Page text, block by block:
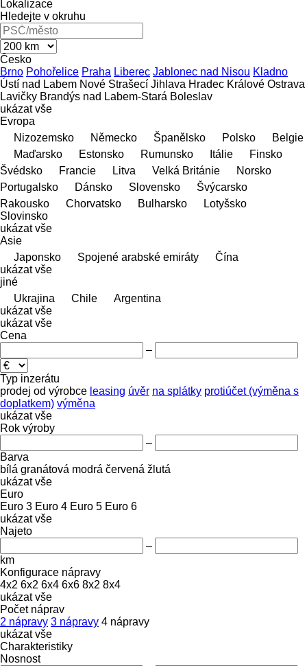
Lokalizace
Hledejte v okruhu
Česko
Brno Pohořelice Praha Liberec Jablonec nad Nisou Kladno
Ústí nad Labem Nové Strašecí Jihlava Hradec Králové Ostrava
Lavičky Brandýs nad Labem-Stará Boleslav
ukázat vše
Evropa
Nizozemsko
Německo Španělsko Polsko
Belgie
Maďarsko
Estonsko Rumunsko Itálie
Finsko
Švédsko
Francie Litva Velká Británie
Norsko
Portugalsko
Dánsko Slovensko
Švýcarsko
Rakousko
Chorvatsko Bulharsko
Lotyšsko
Slovinsko
ukázat vše
Asie
Japonsko
Spojené arabské emiráty
Čína
ukázat vše
jiné
Ukrajina
Chile
Argentina
ukázat vše
ukázat vše
Cena
–
Typ inzerátu
prodej od výrobce leasing úvěr na splátky protiúčet (výměna s
doplatkem) výměna
ukázat vše
Rok výroby
–
Barva
bílá granátová modrá červená žlutá
ukázat vše
Euro
Euro 3 Euro 4 Euro 5 Euro 6
ukázat vše
Najeto
–
km
Konfigurace nápravy
4x2 6x2 6x4 6x6 8x2 8x4
ukázat vše
Počet náprav
2 nápravy 3 nápravy 4 nápravy
ukázat vše
Charakteristiky
Nosnost